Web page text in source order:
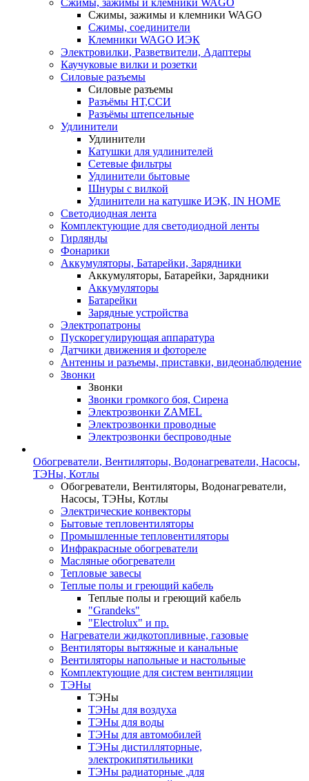
Сжимы, зажимы и клемники WAGO
Сжимы, зажимы и клемники WAGO
Сжимы, соединители
Клемники WAGO ИЭК
Электровилки, Разветвители, Адаптеры
Каучуковые вилки и розетки
Силовые разъемы
Силовые разъемы
Разъёмы НТ,ССИ
Разъёмы штепсельные
Удлинители
Удлинители
Катушки для удлинителей
Сетевые фильтры
Удлинители бытовые
Шнуры с вилкой
Удлинители на катушке ИЭК, IN HOME
Светодиодная лента
Комплектующие для светодиодной ленты
Гирлянды
Фонарики
Аккумуляторы, Батарейки, Зарядники
Аккумуляторы, Батарейки, Зарядники
Аккумуляторы
Батарейки
Зарядные устройства
Электропатроны
Пускорегулирующая аппаратура
Датчики движения и фотореле
Антенны и разъемы, приставки, видеонаблюдение
Звонки
Звонки
Звонки громкого боя, Сирена
Электрозвонки ZAMEL
Электрозвонки проводные
Электрозвонки беспроводные
Обогреватели, Вентиляторы, Водонагреватели, Насосы,
ТЭНы, Котлы
Обогреватели, Вентиляторы, Водонагреватели,
Насосы, ТЭНы, Котлы
Электрические конвекторы
Бытовые тепловентиляторы
Промышленные тепловентиляторы
Инфракрасные обогреватели
Масляные обогреватели
Тепловые завесы
Теплые полы и греющий кабель
Теплые полы и греющий кабель
"Grandeks"
"Electrolux" и пр.
Нагреватели жидкотопливные, газовые
Вентиляторы вытяжные и канальные
Вентиляторы напольные и настольные
Комплектующие для систем вентиляции
ТЭНы
ТЭНы
ТЭНы для воздуха
ТЭНы для воды
ТЭНы для автомобилей
ТЭНы дистилляторные,
электрокипятильники
ТЭНы радиаторные ,для